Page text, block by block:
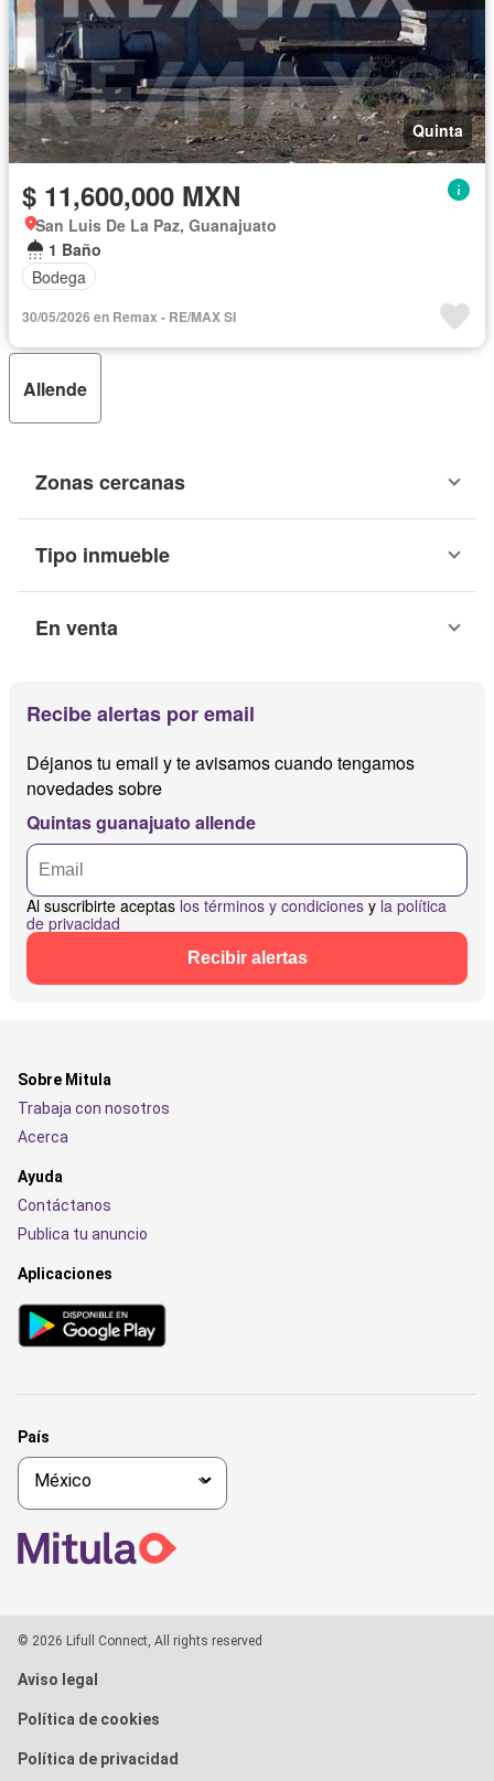
Quinta
$ 11,600,000 MXN
San Luis De La Paz, Guanajuato
1 Baño
Bodega
30/05/2026 en Remax - RE/MAX SI
Allende
Zonas cercanas
Tipo inmueble
En venta
Recibe alertas por email
Déjanos tu email y te avisamos cuando tengamos
novedades sobre
Quintas guanajuato allende
Al suscribirte aceptas los términos y condiciones y la política
de privacidad
Recibir alertas
Sobre Mitula
Trabaja con nosotros
Acerca
Ayuda
Contáctanos
Publica tu anuncio
Aplicaciones
País
© 2026 Lifull Connect, All rights reserved
Aviso legal
Política de cookies
Política de privacidad